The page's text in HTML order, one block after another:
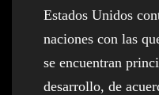
Estados Unidos
naciones con las
se encuentran
desarrollo, de